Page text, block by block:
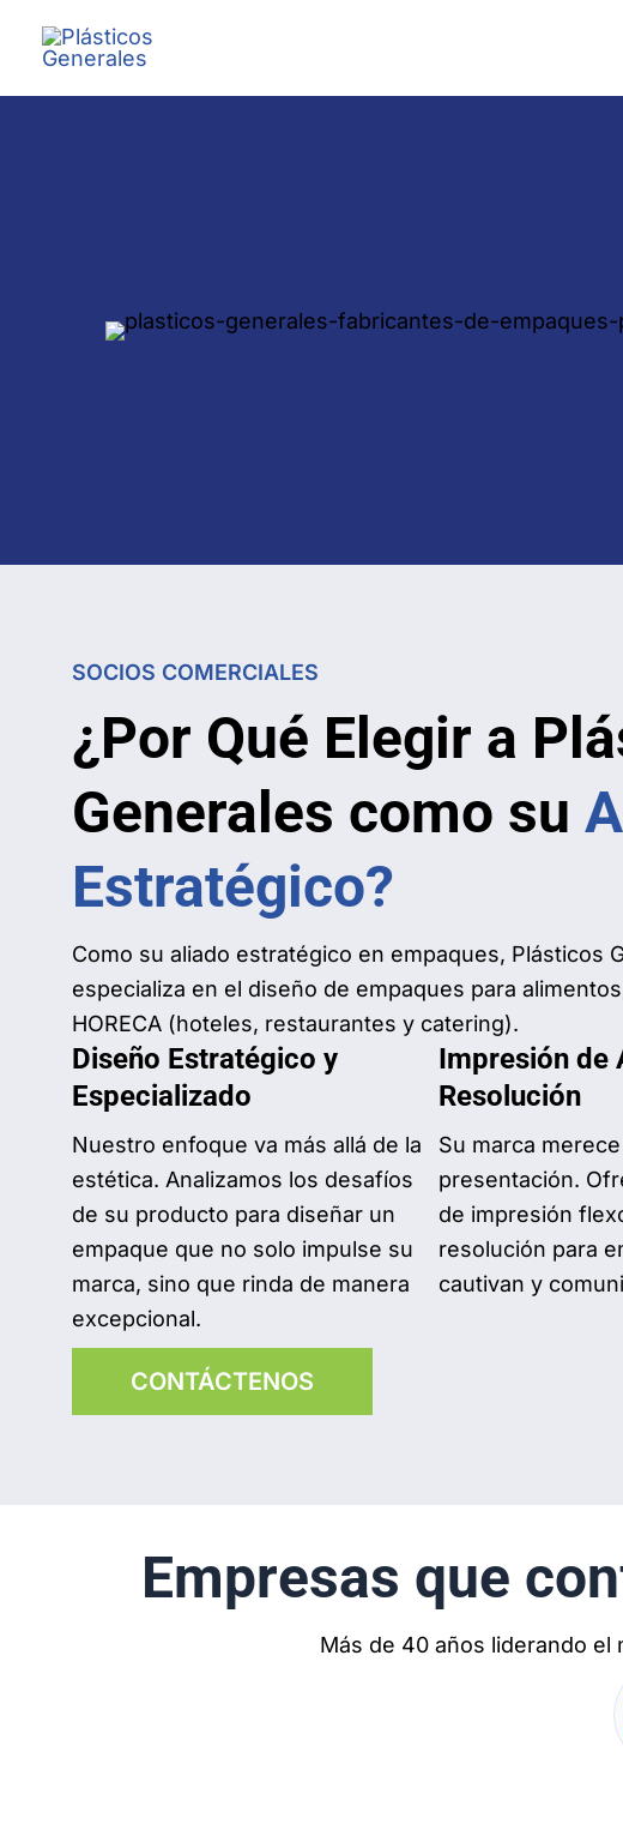
SOCIOS COMERCIALES
¿Por Qué Elegir a
Generales como su
Estratégico?
Como su aliado estratégico en empaques, Plásticos
especializa en el diseño de empaques para
HORECA (hoteles, restaurantes y catering).
Diseño Estratégico y
Especializado
Nuestro enfoque va más allá de la
estética. Analizamos los desafíos
de su producto para diseñar un
empaque que no solo impulse su
marca, sino que rinda de manera
excepcional.
Impresión de
Resolución
Su marca
presentación.
de impresión
resolución para
cautivan y
CONTÁCTENOS
Empresas que
Más de 40 años liderando